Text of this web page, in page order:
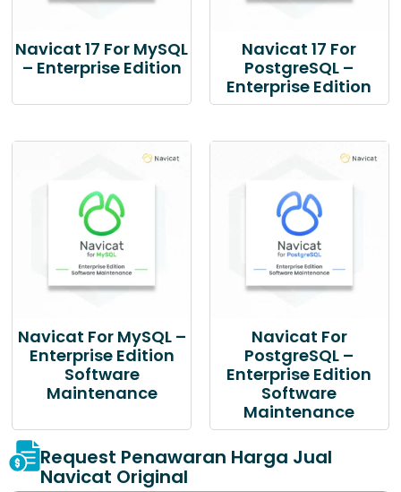
Navicat 17 For MySQL
– Enterprise Edition
Navicat 17 For
PostgreSQL –
Enterprise Edition
Navicat For MySQL –
Enterprise Edition
Software
Maintenance
Navicat For
PostgreSQL –
Enterprise Edition
Software
Maintenance
Request Penawaran Harga Jual
Navicat Original